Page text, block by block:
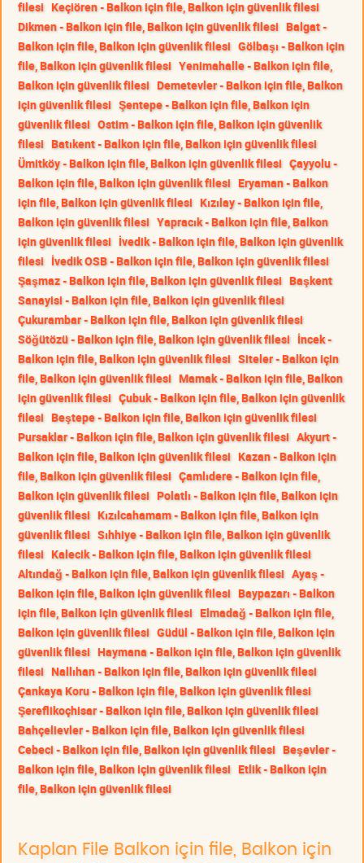
filesi Keçiören - Balkon için file, Balkon için güvenlik filesi
Dikmen - Balkon için file, Balkon için güvenlik filesi Balgat -
Balkon için file, Balkon için güvenlik filesi Gölbaşı - Balkon için
file, Balkon için güvenlik filesi Yenimahalle - Balkon için file,
Balkon için güvenlik filesi Demetevler - Balkon için file, Balkon
için güvenlik filesi Şentepe - Balkon için file, Balkon için
güvenlik filesi Ostim - Balkon için file, Balkon için güvenlik
filesi Batıkent - Balkon için file, Balkon için güvenlik filesi
Ümitköy - Balkon için file, Balkon için güvenlik filesi Çayyolu -
Balkon için file, Balkon için güvenlik filesi Eryaman - Balkon
için file, Balkon için güvenlik filesi Kızılay - Balkon için file,
Balkon için güvenlik filesi Yapracık - Balkon için file, Balkon
için güvenlik filesi İvedik - Balkon için file, Balkon için güvenlik
filesi İvedik OSB - Balkon için file, Balkon için güvenlik filesi
Şaşmaz - Balkon için file, Balkon için güvenlik filesi Başkent
Sanayisi - Balkon için file, Balkon için güvenlik filesi
Çukurambar - Balkon için file, Balkon için güvenlik filesi
Söğütözü - Balkon için file, Balkon için güvenlik filesi İncek -
Balkon için file, Balkon için güvenlik filesi Siteler - Balkon için
file, Balkon için güvenlik filesi Mamak - Balkon için file, Balkon
için güvenlik filesi Çubuk - Balkon için file, Balkon için güvenlik
filesi Beştepe - Balkon için file, Balkon için güvenlik filesi
Pursaklar - Balkon için file, Balkon için güvenlik filesi Akyurt -
Balkon için file, Balkon için güvenlik filesi Kazan - Balkon için
file, Balkon için güvenlik filesi Çamlıdere - Balkon için file,
Balkon için güvenlik filesi Polatlı - Balkon için file, Balkon için
güvenlik filesi Kızılcahamam - Balkon için file, Balkon için
güvenlik filesi Sıhhiye - Balkon için file, Balkon için güvenlik
filesi Kalecik - Balkon için file, Balkon için güvenlik filesi
Altındağ - Balkon için file, Balkon için güvenlik filesi Ayaş -
Balkon için file, Balkon için güvenlik filesi Baypazarı - Balkon
için file, Balkon için güvenlik filesi Elmadağ - Balkon için file,
Balkon için güvenlik filesi Güdül - Balkon için file, Balkon için
güvenlik filesi Haymana - Balkon için file, Balkon için güvenlik
filesi Nallıhan - Balkon için file, Balkon için güvenlik filesi
Çankaya Koru - Balkon için file, Balkon için güvenlik filesi
Şereflikoçhisar - Balkon için file, Balkon için güvenlik filesi
Bahçelievler - Balkon için file, Balkon için güvenlik filesi
Cebeci - Balkon için file, Balkon için güvenlik filesi Beşevler -
Balkon için file, Balkon için güvenlik filesi Etlik - Balkon için
file, Balkon için güvenlik filesi
Kaplan File Balkon için file, Balkon için